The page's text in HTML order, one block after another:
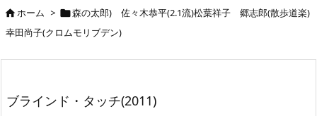


ホーム > 森の太郎) 佐々木恭平(2.1流)松葉祥子 郷志郎(散歩道楽)
幸田尚子(クロムモリブデン)
ブラインド・タッチ(2011)